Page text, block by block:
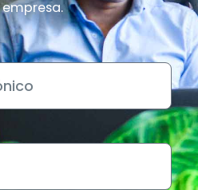
empresa.